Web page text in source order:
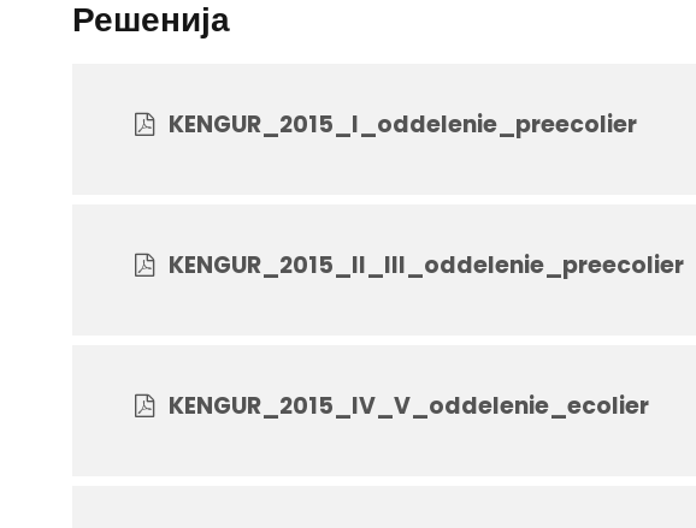
Решенија
KENGUR_2015_I_oddelenie_preecolier
KENGUR_2015_II_III_oddelenie_preecolier
KENGUR_2015_IV_V_oddelenie_ecolier